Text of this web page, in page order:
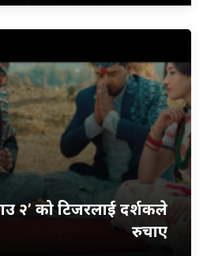
२’ को टिजरलाई दर्शकले
रुचाए